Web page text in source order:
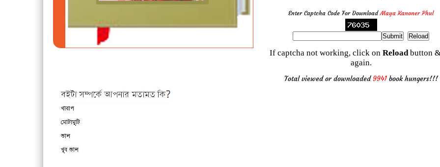
Enter Captcha Code For Download Maya Kanoner Phul
If captcha not working, click on Reloadbutton
again.
Total viewed or downloaded9941book hungers!!!